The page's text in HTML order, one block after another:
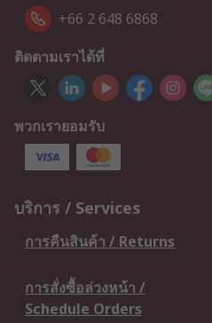
+66 2 648 6868
ติดตามเราได้ที่
พวกเรายอมรับ
บริการ / Services
การคืนสินค้า / Returns
การสั่งซื้อล่วงหน้า /
Schedule Orders